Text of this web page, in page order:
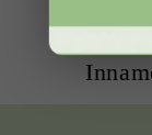
Oltre